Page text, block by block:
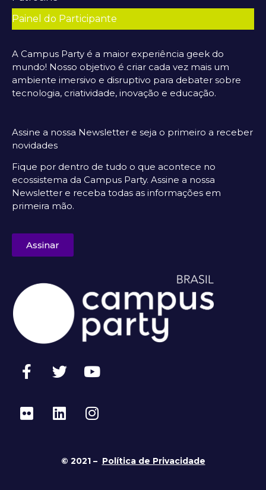
Painel do Participante
A Campus Party é a maior experiência geek do
mundo! Nosso objetivo é criar cada vez mais um
ambiente imersivo e disruptivo para debater sobre
tecnologia, criatividade, inovação e educação.
Assine a nossa Newsletter e seja o primeiro a receber
novidades
Fique por dentro de tudo o que acontece no
ecossistema da Campus Party. Assine a nossa
Newsletter e receba todas as informações em
primeira mão.
Assinar
© 2021 – Política de Privacidade